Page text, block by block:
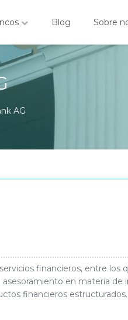
Blog Sobre
AG
financieros, entre los
en materia de
financieros estructurados.